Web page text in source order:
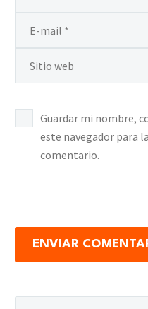
Guardar mi nombre,
este navegador para
comentario.
ENVIAR